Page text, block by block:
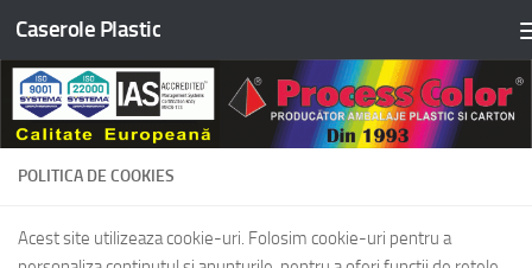
Skip to content
Caserole Plastic
POLITICA DE COOKIES
Acest site utilizeaza cookie-uri. Folosim cookie-uri pentru a